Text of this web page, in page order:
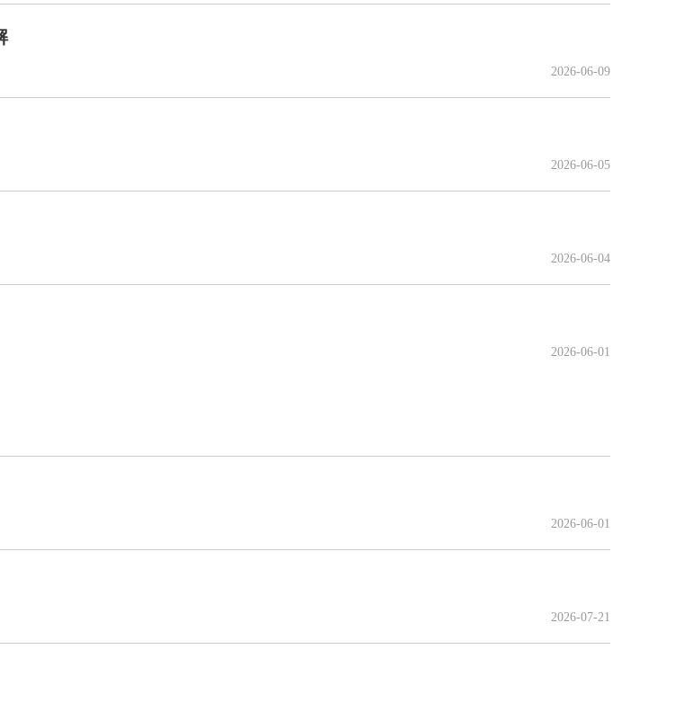
2026-06-09
2026-06-05
2026-06-04
2026-06-01
2026-06-01
2026-07-21